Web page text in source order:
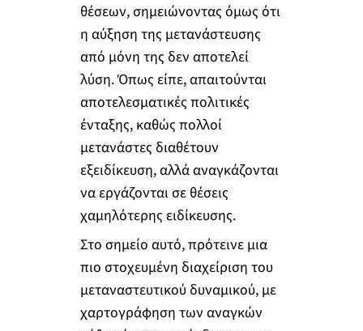
θέσεων, σημειώνοντας όμως ότι
η αύξηση της μετανάστευσης
από μόνη της δεν αποτελεί
λύση. Όπως είπε, απαιτούνται
αποτελεσματικές πολιτικές
ένταξης, καθώς πολλοί
μετανάστες διαθέτουν
εξειδίκευση, αλλά αναγκάζονται
να εργάζονται σε θέσεις
χαμηλότερης ειδίκευσης.
Στο σημείο αυτό, πρότεινε μια
πιο στοχευμένη διαχείριση του
μεταναστευτικού δυναμικού, με
χαρτογράφηση των αναγκών